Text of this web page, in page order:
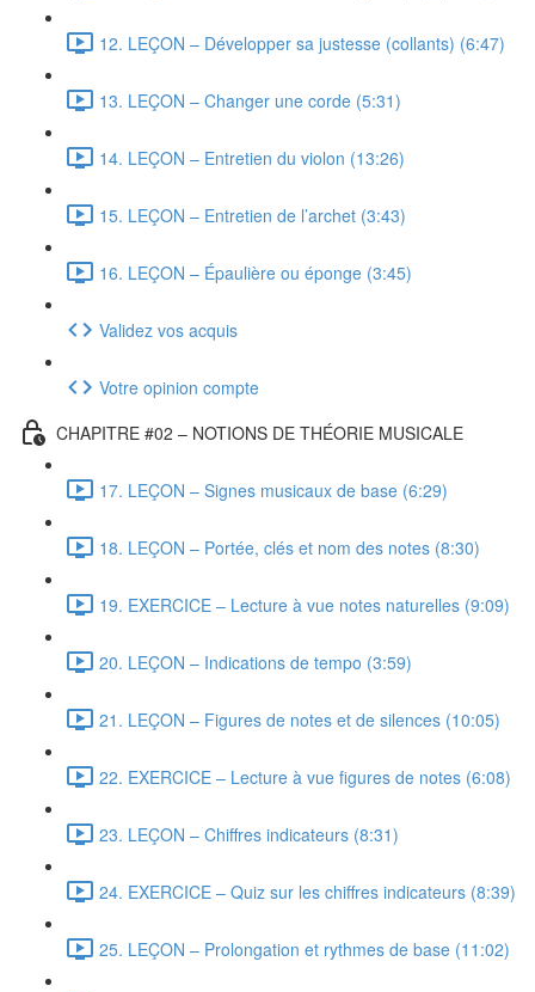
12. LEÇON – Développer sa justesse (collants) (6:47)
13. LEÇON – Changer une corde (5:31)
14. LEÇON – Entretien du violon (13:26)
15. LEÇON – Entretien de l’archet (3:43)
16. LEÇON – Épaulière ou éponge (3:45)
Validez vos acquis
Votre opinion compte
CHAPITRE #02 – NOTIONS DE THÉORIE MUSICALE
17. LEÇON – Signes musicaux de base (6:29)
18. LEÇON – Portée, clés et nom des notes (8:30)
19. EXERCICE – Lecture à vue notes naturelles (9:09)
20. LEÇON – Indications de tempo (3:59)
21. LEÇON – Figures de notes et de silences (10:05)
22. EXERCICE – Lecture à vue figures de notes (6:08)
23. LEÇON – Chiffres indicateurs (8:31)
24. EXERCICE – Quiz sur les chiffres indicateurs (8:39)
25. LEÇON – Prolongation et rythmes de base (11:02)